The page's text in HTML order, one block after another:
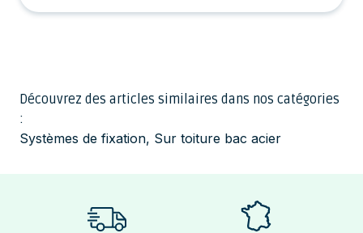
Découvrez des articles similaires dans nos catégories
:
Systèmes de fixation, Sur toiture bac acier